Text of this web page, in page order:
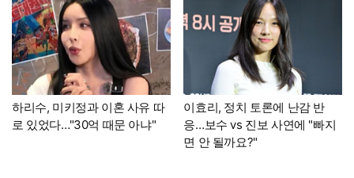
하리수, 미키정과 이혼 사유 따
로 있었다…"30억 때문 아냐"
이효리, 정치 토론에 난감 반
응…보수 vs 진보 사연에 "빠지
면 안 될까요?"